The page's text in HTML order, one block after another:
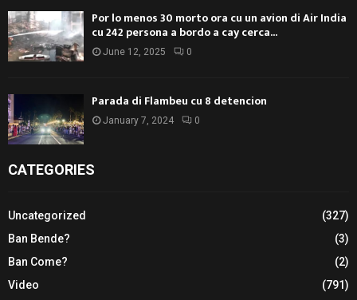
Por lo menos 30 morto ora cu un avion di Air India
cu 242 persona a bordo a cay cerca...
June 12, 2025 0
Parada di Flambeu cu 8 detencion
January 7, 2024 0
CATEGORIES
Uncategorized
(327)
Ban Bende?
(3)
Ban Come?
(2)
Video
(791)